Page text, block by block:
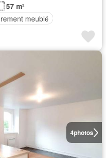
57 m²
meublé
4photos